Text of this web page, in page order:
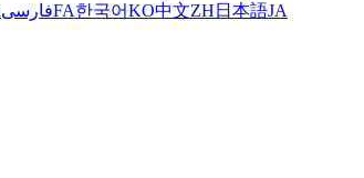
فارسیFA한국어KO中文ZH 日本語JA